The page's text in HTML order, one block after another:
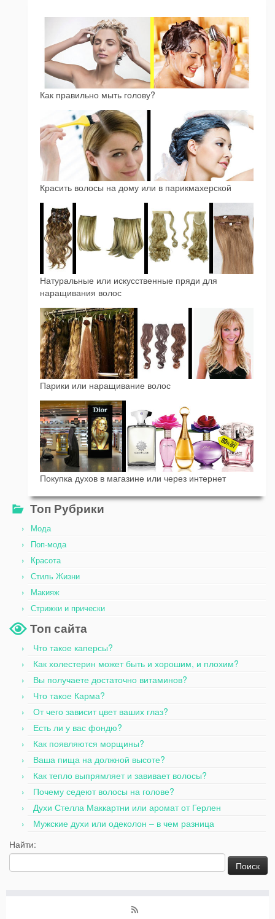
Как правильно мыть голову?
Красить волосы на дому или в парикмахерской
Натуральные или искусственные пряди для
наращивания волос
Парики или наращивание волос
Покупка духов в магазине или через интернет
Топ Рубрики
Мода
Поп-мода
Красота
Стиль Жизни
Макияж
Стрижки и прически
Топ сайта
Что такое каперсы?
Как холестерин может быть и хорошим, и плохим?
Вы получаете достаточно витаминов?
Что такое Карма?
От чего зависит цвет ваших глаз?
Есть ли у вас фондю?
Как появляются морщины?
Ваша пища на должной высоте?
Как тепло выпрямляет и завивает волосы?
Почему седеют волосы на голове?
Духи Стелла Маккартни или аромат от Герлен
Мужские духи или одеколон – в чем разница
Найти: